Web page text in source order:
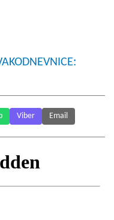
Viber Email